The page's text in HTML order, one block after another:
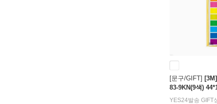
[문구/GIFT]
83-9KN(9색)
YES24발송 GIFT